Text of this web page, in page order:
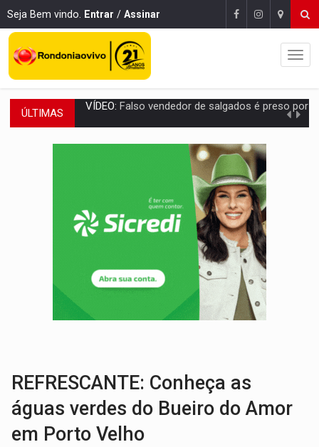
Seja Bem vindo. Entrar / Assinar
ÚLTIMAS BATATA-DOCE E FRANGO: Faça esse escondidinho e me
BARREIRA NATURAL:Desmate da Amazônia corta chuvas no Sul e ameaça
Anvisa libera venda de medicamentos pela Shopee, mas
Nova lei endurece punição por abuso sexual contra
POLUIÇÃO E RISCOS: Retirada de fiação irregular avança no país e em PVH
Armado com machado, homem ameaça matar sobrinha grávida e
TRIBUNAL DO CRIME: Homem é espancado por facção criminosa
VÍDEO: Perseguição é registrada no shopping após colombiana furtar
REFRESCANTE: Conheça as
águas verdes do Bueiro do Amor
em Porto Velho